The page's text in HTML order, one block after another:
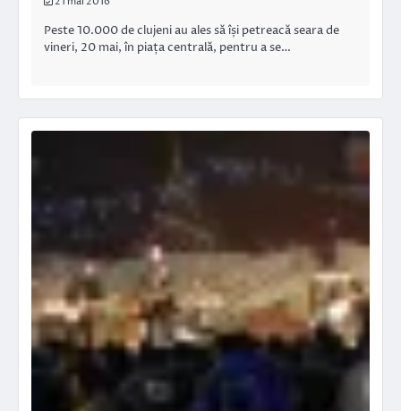
Peste 10.000 de clujeni au ales să își petreacă seara de
vineri, 20 mai, în piața centrală, pentru a se…